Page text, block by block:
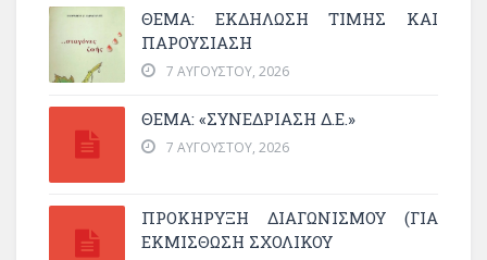
ΘΈΜΑ: ΕΚΔΉΛΩΣΗ ΤΙΜΉΣ ΚΑΙ
ΠΑΡΟΥΣΊΑΣΗ
7 ΑΥΓΟΎΣΤΟΥ, 2026
ΘΕΜΑ: «ΣΥΝΕΔΡΊΑΣΗ Δ.Ε.»
7 ΑΥΓΟΎΣΤΟΥ, 2026
ΠΡΟΚΗΡΥΞΗ ΔΙΑΓΩΝΙΣΜΟΥ (ΓΙΑ
ΕΚΜΊΣΘΩΣΗ ΣΧΟΛΙΚΟΎ